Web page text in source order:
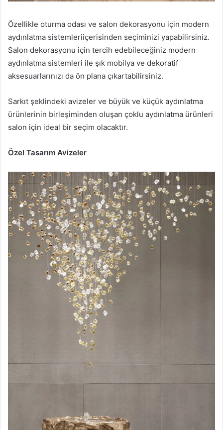
Özellikle oturma odası ve salon dekorasyonu için modern
aydınlatma sistemleriiçerisinden seçiminizi yapabilirsiniz.
Salon dekorasyonu için tercih edebileceğiniz modern
aydınlatma sistemleri ile şık mobilya ve dekoratif
aksesuarlarınızı da ön plana çıkartabilirsiniz.
Sarkıt şeklindeki avizeler ve büyük ve küçük aydınlatma
ürünlerinin birleşiminden oluşan çoklu aydınlatma ürünleri
salon için ideal bir seçim olacaktır.
Özel Tasarım Avizeler